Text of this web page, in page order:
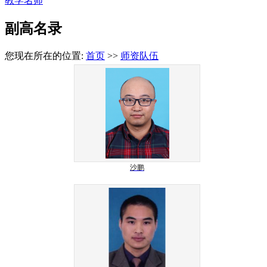
副高名录
您现在所在的位置: 首页 >> 师资队伍
沙鹏